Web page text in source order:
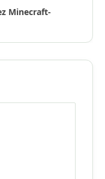
Minecraft-